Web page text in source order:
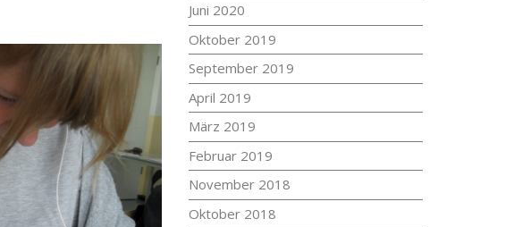
Juni 2020
Oktober 2019
September 2019
April 2019
März 2019
Februar 2019
November 2018
Oktober 2018